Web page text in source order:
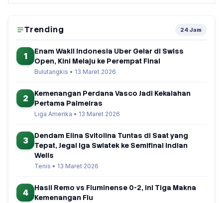
Trending 24 Jam
1
Enam Wakil Indonesia Uber Gelar di Swiss
Open, Kini Melaju ke Perempat Final
Bulutangkis • 13 Maret 2026
2
Kemenangan Perdana Vasco Jadi Kekalahan
Pertama Palmeiras
Liga Amerika • 13 Maret 2026
3
Dendam Elina Svitolina Tuntas di Saat yang
Tepat, Jegal Iga Swiatek ke Semifinal Indian
Wells
Tenis • 13 Maret 2026
4
Hasil Remo vs Fluminense 0-2, Ini Tiga Makna
Kemenangan Flu